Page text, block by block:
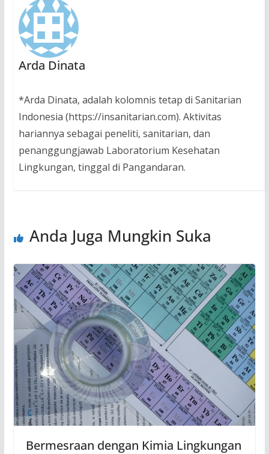
Arda Dinata
*Arda Dinata, adalah kolomnis tetap di Sanitarian
Indonesia (https://insanitarian.com). Aktivitas
hariannya sebagai peneliti, sanitarian, dan
penanggungjawab Laboratorium Kesehatan
Lingkungan, tinggal di Pangandaran.
Anda Juga Mungkin Suka
Bermesraan dengan Kimia Lingkungan